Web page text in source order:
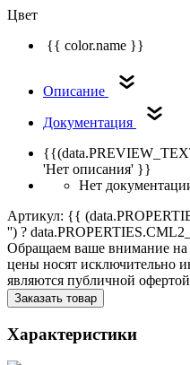
Цвет
{{ color.name }}
Описание
Документация
'Нет описания' }}
Нет
Артикул: {{
'') ?
Обращаем ваше внимание на
цены носят исключительно
являются публичной
Заказать товар
Характеристики